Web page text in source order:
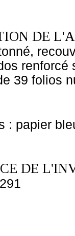
DE
renforcé
39 folios
: papier
DE